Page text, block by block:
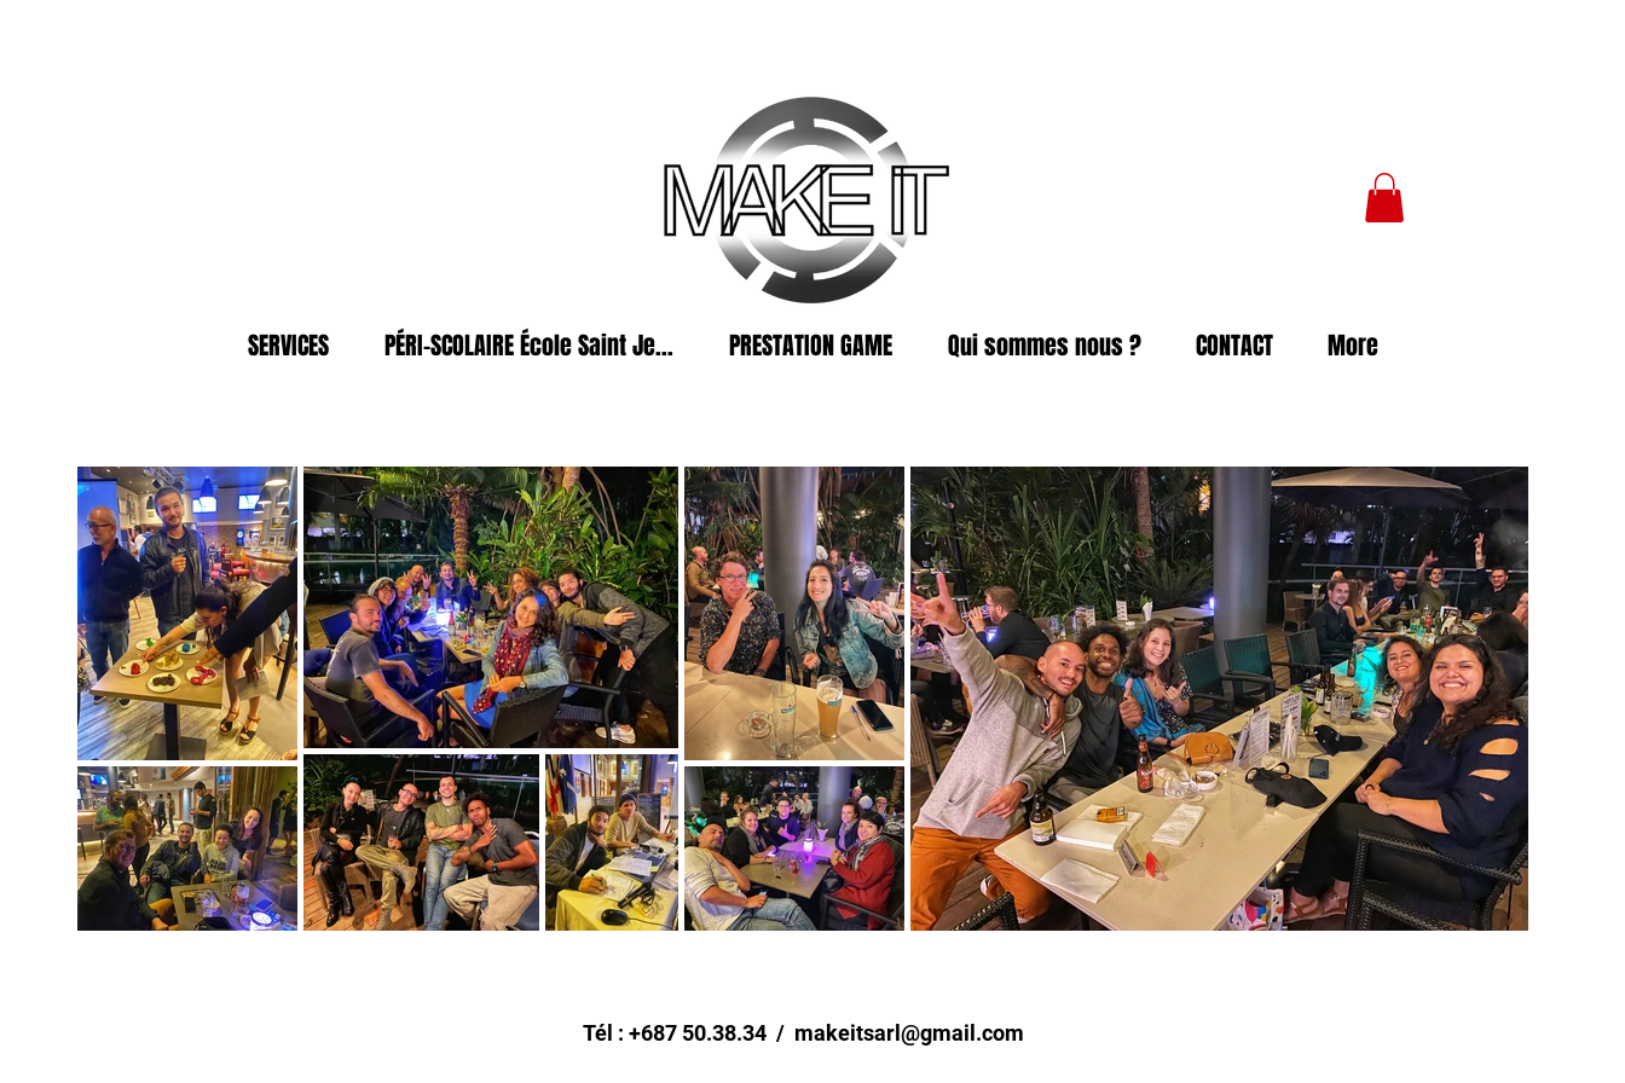
SERVICES PÉRI-SCOLAIRE École Saint Je... PRESTATION GAME Qui sommes nous ? CONTACT More
Tél : +687 50.38.34 / makeitsarl@gmail.com